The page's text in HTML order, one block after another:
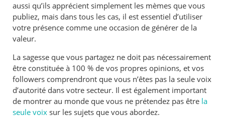
aussi qu’ils apprécient simplement les mèmes que vous
publiez, mais dans tous les cas, il est essentiel d’utiliser
votre présence comme une occasion de générer de la
valeur.
La sagesse que vous partagez ne doit pas nécessairement
être constituée à 100 % de vos propres opinions, et vos
followers comprendront que vous n’êtes pas la seule voix
d’autorité dans votre secteur. Il est également important
de montrer au monde que vous ne prétendez pas être la
seule voix sur les sujets que vous abordez.